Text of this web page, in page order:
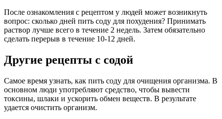
После ознакомления с рецептом у людей может возникнуть
вопрос: сколько дней пить соду для похудения? Принимать
раствор лучше всего в течение 2 недель. Затем обязательно
сделать перерыв в течение 10-12 дней.
Другие рецепты с содой
Самое время узнать, как пить соду для очищения организма. В
основном люди употребляют средство, чтобы вывести
токсины, шлаки и ускорить обмен веществ. В результате
удается очистить организм.